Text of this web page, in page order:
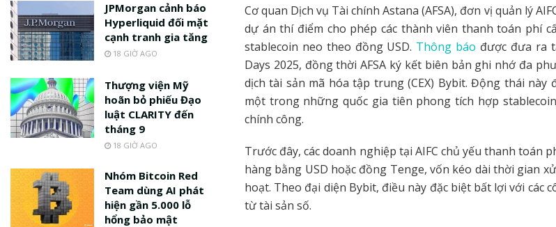
Cơ quan Dịch vụ Tài chính Astana (AFSA), đơn vị quản lý
dự án thí điểm cho phép các thành viên thanh toán phí
stablecoin neo theo đồng USD. Thông báo được đưa ra
Days 2025, đồng thời AFSA ký kết biên bản ghi nhớ đa
dịch tài sản mã hóa tập trung (CEX) Bybit. Động thái này
một trong những quốc gia tiên phong tích hợp
chính công.
Trước đây, các doanh nghiệp tại AIFC chủ yếu thanh toán
hàng bằng USD hoặc đồng Tenge, vốn kéo dài thời gian
hoạt. Theo đại diện Bybit, điều này đặc biệt bất lợi với các
từ tài sản số.
JPMorgan cảnh báo
Hyperliquid đối mặt
cạnh tranh gia tăng
18 GIỜ AGO
Thượng viện Mỹ
hoãn bỏ phiếu Đạo
luật CLARITY đến
tháng 9
18 GIỜ AGO
Nhóm Bitcoin Red
Team dùng AI phát
hiện gần 5.000 lỗ
hổng bảo mật